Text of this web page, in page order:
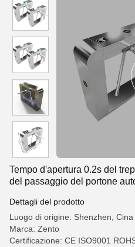
Tempo d'apertura 0.2s del
del passaggio del portone
Dettagli del prodotto
Luogo di origine: Shenzhen, Cina
Marca: Zento
Certificazione: CE ISO9001